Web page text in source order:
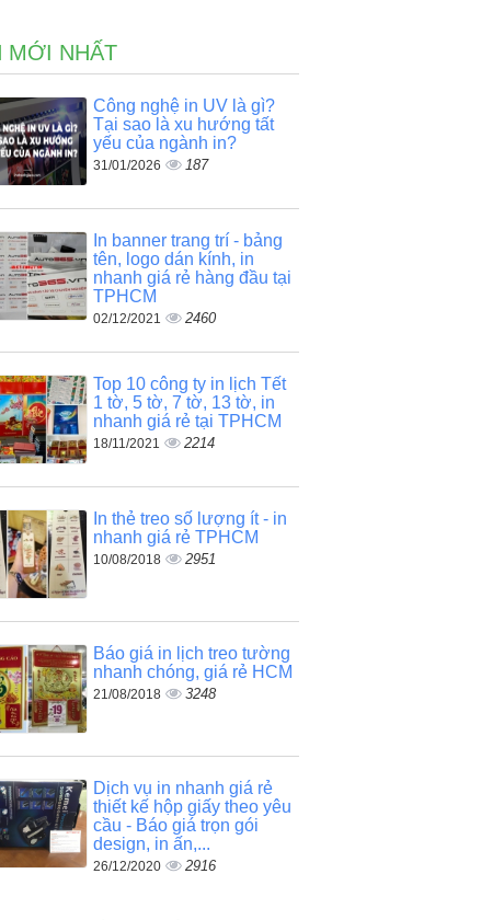
MỚI NHẤT
Công nghệ in UV là gì?
Tại sao là xu hướng tất
yếu của ngành in?
31/01/2026 187
In banner trang trí - bảng
tên, logo dán kính, in
nhanh giá rẻ hàng đầu tại
TPHCM
02/12/2021 2460
Top 10 công ty in lịch Tết
1 tờ, 5 tờ, 7 tờ, 13 tờ, in
nhanh giá rẻ tại TPHCM
18/11/2021 2214
In thẻ treo số lượng ít - in
nhanh giá rẻ TPHCM
10/08/2018 2951
Báo giá in lịch treo tường
nhanh chóng, giá rẻ HCM
21/08/2018 3248
Dịch vụ in nhanh giá rẻ
thiết kế hộp giấy theo yêu
cầu - Báo giá trọn gói
design, in ấn,...
26/12/2020 2916